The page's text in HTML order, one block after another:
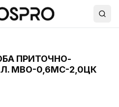
ПРИТОЧНО-
МВО-0,6МС-2,0ЦК